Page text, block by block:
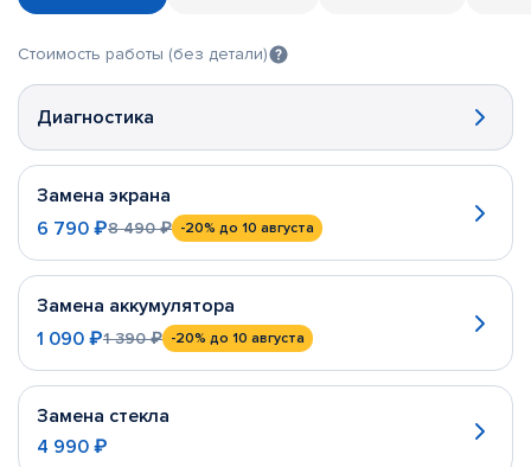
Стоимость работы (без детали)
Диагностика
Замена экрана
6 790 ₽8 490 ₽ -20% до 10 августа
Замена аккумулятора
1 090 ₽1 390 ₽ -20% до 10 августа
Замена стекла
4 990 ₽